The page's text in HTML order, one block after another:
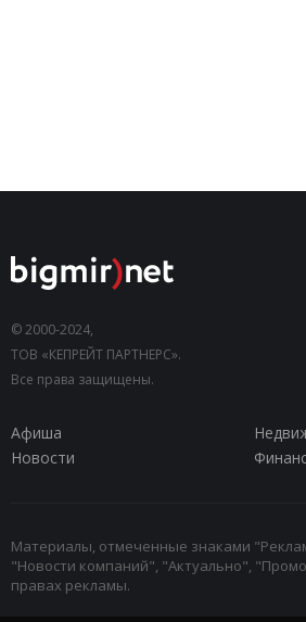
© 2000-2024,
ТОВ «КЕПРЕЙТ ПАРТНЕРС».
Все права защищены.
Афиша
Новости
Материалы, отмеченные знаками
"Новости компаний", "Актуально",
правах рекламы.